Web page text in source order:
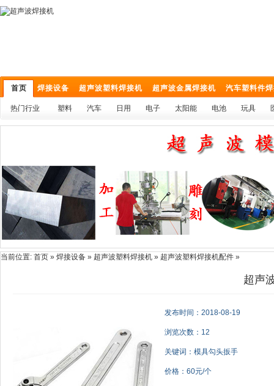
首页 焊接设备 超声波塑料焊接机 超声波金属焊接机 汽车塑料件
热门行业 塑料 汽车 日用 电子 太阳能 电池 玩具
当前位置: 首页 » 焊接设备 » 超声波塑料焊接机 » 超声波塑料焊接机配件 »
超声
发布时间：2018-08-19
浏览次数：12
关键词：模具勾头扳手
价格：60元/个